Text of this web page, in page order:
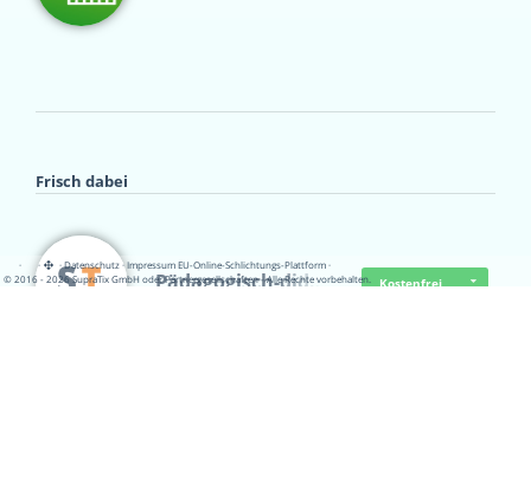
Frisch dabei
Pädagogisch-did… Kostenfrei
· · ·Datenschutz·Impressum EU-Online-Schlichtungs-Plattform·
© 2016 - 2026 SupraTix GmbH oder Partnergesellschaften - Alle Rechte vorbehalten.